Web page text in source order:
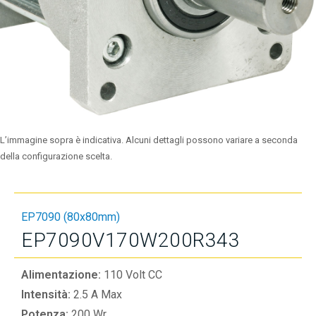
L’immagine sopra è indicativa. Alcuni dettagli possono variare a seconda
della configurazione scelta.
EP7090 (80x80mm)
EP7090V170W200R343
Alimentazione: 110 Volt CC
Intensità: 2.5 A Max